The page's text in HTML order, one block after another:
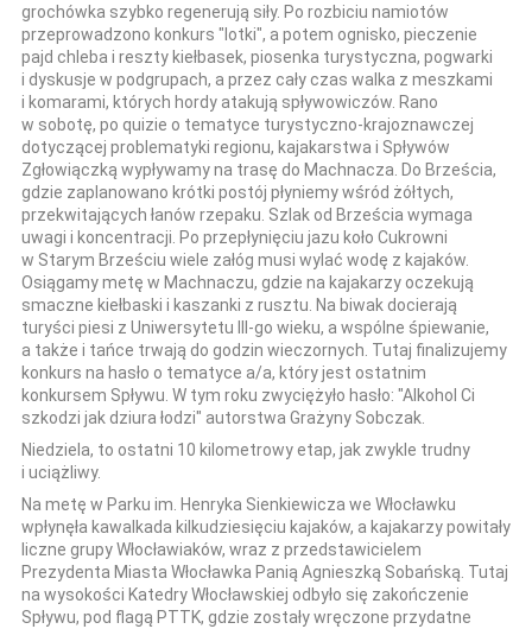
grochówka szybko regenerują siły. Po rozbiciu namiotów
przeprowadzono konkurs "lotki", a potem ognisko, pieczenie
pajd chleba i reszty kiełbasek, piosenka turystyczna, pogwarki
i dyskusje w podgrupach, a przez cały czas walka z meszkami
i komarami, których hordy atakują spływowiczów. Rano
w sobotę, po quizie o tematyce turystyczno-krajoznawczej
dotyczącej problematyki regionu, kajakarstwa i Spływów
Zgłowiączką wypływamy na trasę do Machnacza. Do Brześcia,
gdzie zaplanowano krótki postój płyniemy wśród żółtych,
przekwitających łanów rzepaku. Szlak od Brześcia wymaga
uwagi i koncentracji. Po przepłynięciu jazu koło Cukrowni
w Starym Brześciu wiele załóg musi wylać wodę z kajaków.
Osiągamy metę w Machnaczu, gdzie na kajakarzy oczekują
smaczne kiełbaski i kaszanki z rusztu. Na biwak docierają
turyści piesi z Uniwersytetu III-go wieku, a wspólne śpiewanie,
a także i tańce trwają do godzin wieczornych. Tutaj finalizujemy
konkurs na hasło o tematyce a/a, który jest ostatnim
konkursem Spływu. W tym roku zwyciężyło hasło: "Alkohol Ci
szkodzi jak dziura łodzi" autorstwa Grażyny Sobczak.
Niedziela, to ostatni 10 kilometrowy etap, jak zwykle trudny
i uciążliwy.
Na metę w Parku im. Henryka Sienkiewicza we Włocławku
wpłynęła kawalkada kilkudziesięciu kajaków, a kajakarzy powitały
liczne grupy Włocławiaków, wraz z przedstawicielem
Prezydenta Miasta Włocławka Panią Agnieszką Sobańską. Tutaj
na wysokości Katedry Włocławskiej odbyło się zakończenie
Spływu, pod flagą PTTK, gdzie zostały wręczone przydatne